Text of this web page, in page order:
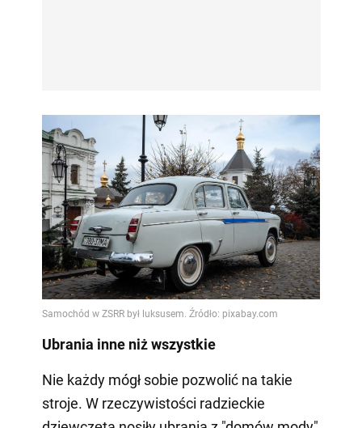
Ubrania inne niż wszystkie
Nie każdy mógł sobie pozwolić na takie
stroje. W rzeczywistości radzieckie